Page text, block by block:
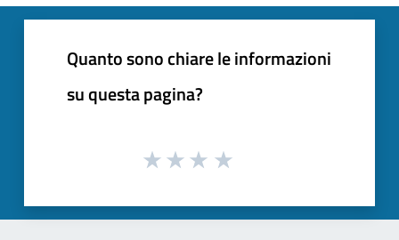
Quanto sono chiare le informazioni
su questa pagina?